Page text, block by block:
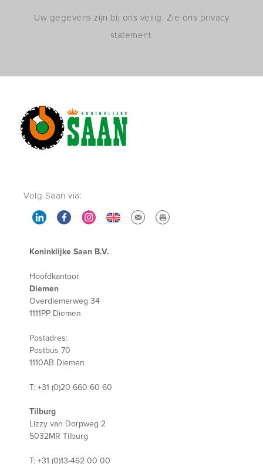
Uw gegevens zijn bij ons veilig. Zie ons privacy
statement.
Volg Saan via:
Koninklijke Saan B.V.
Hoofdkantoor
Diemen
Overdiemerweg 34
1111PP Diemen
Postadres:
Postbus 70
1110AB Diemen
T: +31 (0)20 660 60 60
Tilburg
Lizzy van Dorpweg 2
5032MR Tilburg
T: +31 (0)13-462 00 00